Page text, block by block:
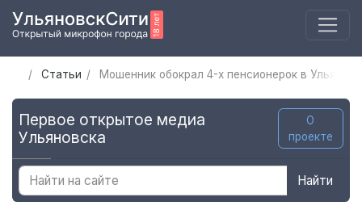
Статьи Мошенник обокрал 4-х пенсионерок в
Первое открытое медиа
Ульяновска
О
проекте
Найти